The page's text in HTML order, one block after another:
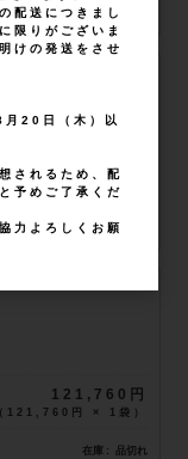
在庫 品切れ
61,380円
（ 61,380円×1袋
在庫 品切れ
121,760円
121,760円 × 袋 ）
在庫 品切れ
配送につきまし
限りがございま
けの発送をさせ
20日（木）以
されるため、配
予めご了承くだ
力よろしくお願